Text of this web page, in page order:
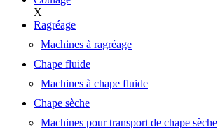
X
Ragréage
Machines à ragréage
Chape fluide
Machines à chape fluide
Chape sèche
Machines pour transport de chape sèche